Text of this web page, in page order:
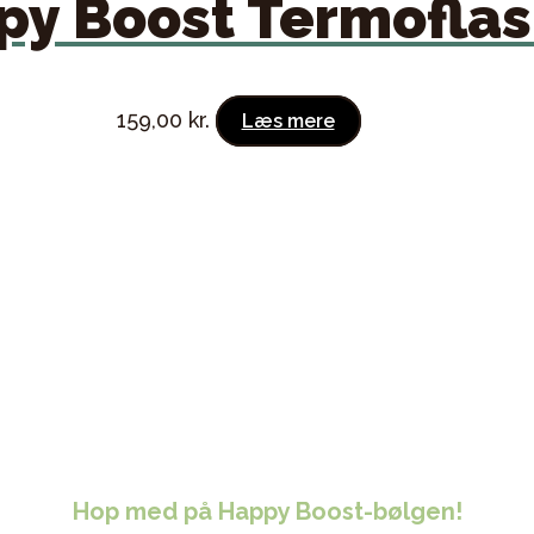
Boost
159,00 kr. Læs mere
Hop med på Happy Boost-bølgen!